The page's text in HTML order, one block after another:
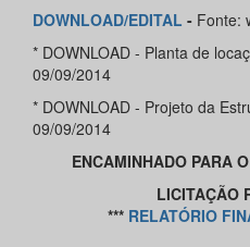
DOWNLOAD/EDITAL - Fonte:
* DOWNLOAD - Planta de
09/09/2014
* DOWNLOAD - Projeto da
09/09/2014
ENCAMINHADO PARA
LICITAÇÃO
*** RELATÓRIO